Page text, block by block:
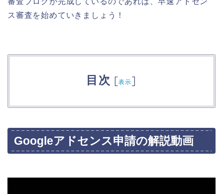
ス審査を始めていきましょう！
目次 [表示]
Googleアドセンス申請の解説動画